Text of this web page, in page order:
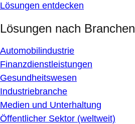
Lösungen entdecken
Lösungen nach Branchen
Automobilindustrie
Finanzdienstleistungen
Gesundheitswesen
Industriebranche
Medien und Unterhaltung
Öffentlicher Sektor (weltweit)